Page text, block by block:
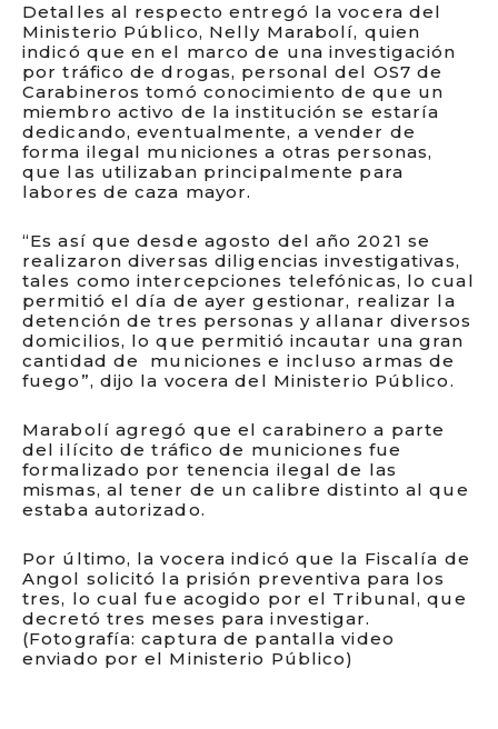
Detalles al respecto entregó la vocera del
Ministerio Público, Nelly Marabolí, quien
indicó que en el marco de una investigación
por tráfico de drogas, personal del OS7 de
Carabineros tomó conocimiento de que un
miembro activo de la institución se estaría
dedicando, eventualmente, a vender de
forma ilegal municiones a otras personas,
que las utilizaban principalmente para
labores de caza mayor.
“Es así que desde agosto del año 2021 se
realizaron diversas diligencias investigativas,
tales como intercepciones telefónicas, lo cual
permitió el día de ayer gestionar, realizar la
detención de tres personas y allanar diversos
domicilios, lo que permitió incautar una gran
cantidad de municiones e incluso armas de
fuego”, dijo la vocera del Ministerio Público.
Marabolí agregó que el carabinero a parte
del ilícito de tráfico de municiones fue
formalizado por tenencia ilegal de las
mismas, al tener de un calibre distinto al que
estaba autorizado.
Por último, la vocera indicó que la Fiscalía de
Angol solicitó la prisión preventiva para los
tres, lo cual fue acogido por el Tribunal, que
decretó tres meses para investigar.
(Fotografía: captura de pantalla video
enviado por el Ministerio Público)